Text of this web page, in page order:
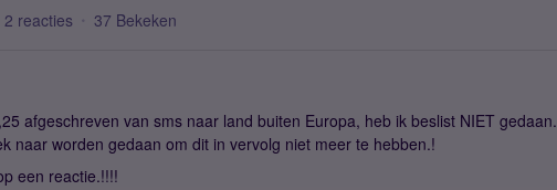
2 reacties 37 Bekeken
afgeschreven van sms naar land buiten Europa, heb ik beslist NIET gedaan.
naar worden gedaan om dit in vervolg niet meer te hebben.!
een reactie.!!!!